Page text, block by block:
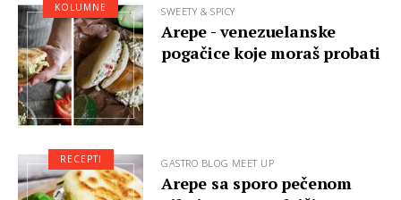
SWEETY & SPICY
Arepe - venezuelanske
pogačice koje moraš probati
KOLUMNE
GASTRO BLOG MEET UP
Arepe sa sporo pečenom
RECEPTI